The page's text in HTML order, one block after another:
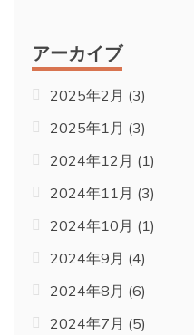
アーカイブ
2025年2月 (3)
2025年1月 (3)
2024年12月 (1)
2024年11月 (3)
2024年10月 (1)
2024年9月 (4)
2024年8月 (6)
2024年7月 (5)